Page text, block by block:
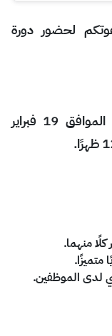
لحضور دورة
وذلك يوم الاثنين 9 شعبان 1445هـ، الموافق 19 فبراير
منهما.
متميزًا.
لدى الموظفين.